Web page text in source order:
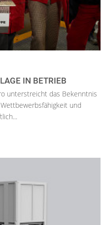
IN BETRIEB
unterstreicht das Bekenntnis
und